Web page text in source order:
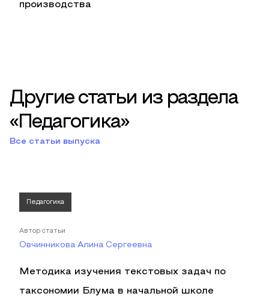
производства
Другие статьи из раздела
«Педагогика»
Все статьи выпуска
Педагогика
Автор статьи
Овчинникова Алина Сергеевна
Методика изучения текстовых задач по
таксономии Блума в начальной школе